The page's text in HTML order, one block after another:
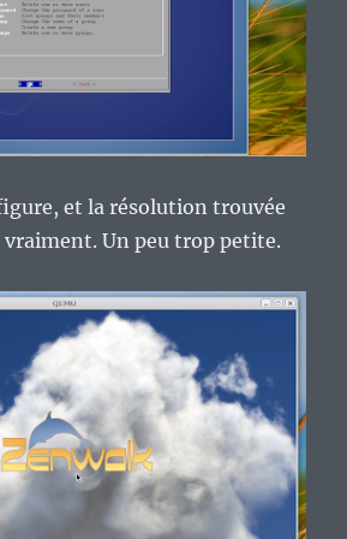
et la résolution trouvée
vraiment. Un peu trop petite.